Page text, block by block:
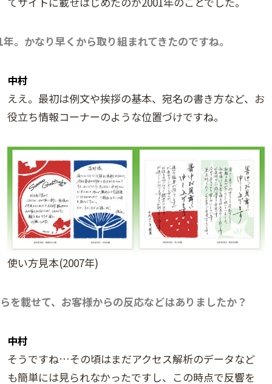
。かなり早くから取り組まれてきたのですね。
中村
ええ。最初は例文や挨拶の基本、宛名の書き方など、お
役立ち情報コーナーのような位置づけですね。
使い方見本(2007年)
を載せて、お客様からの反応などはありましたか？
中村
そうですね…その頃はまだアクセス解析のデータなど
も簡単には見られなかったですし、この時点で反響を